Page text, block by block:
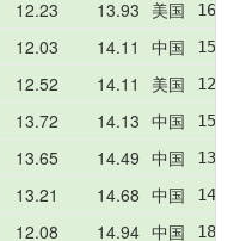
12.23 13.93 美国
12.03 14.11 中国
12.52 14.11 美国
13.72 14.13 中国
13.65 14.49 中国
13.21 14.68 中国
12.08 14.94 中国